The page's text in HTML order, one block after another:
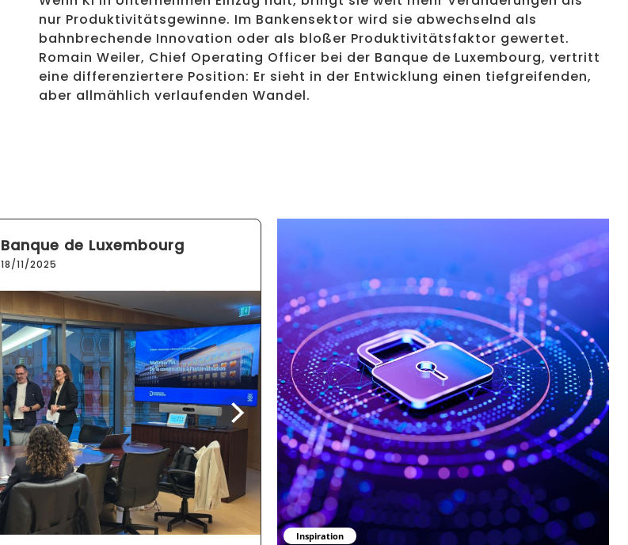
nur Produktivitätsgewinne. Im Bankensektor wird sie abwechselnd als
bahnbrechende Innovation oder als bloßer Produktivitätsfaktor gewertet.
Romain Weiler, Chief Operating Officer bei der Banque de Luxembourg, vertritt
eine differenziertere Position: Er sieht in der Entwicklung einen tiefgreifenden,
aber allmählich verlaufenden Wandel.
Banque de Luxembourg
18/11/2025
Inspiration